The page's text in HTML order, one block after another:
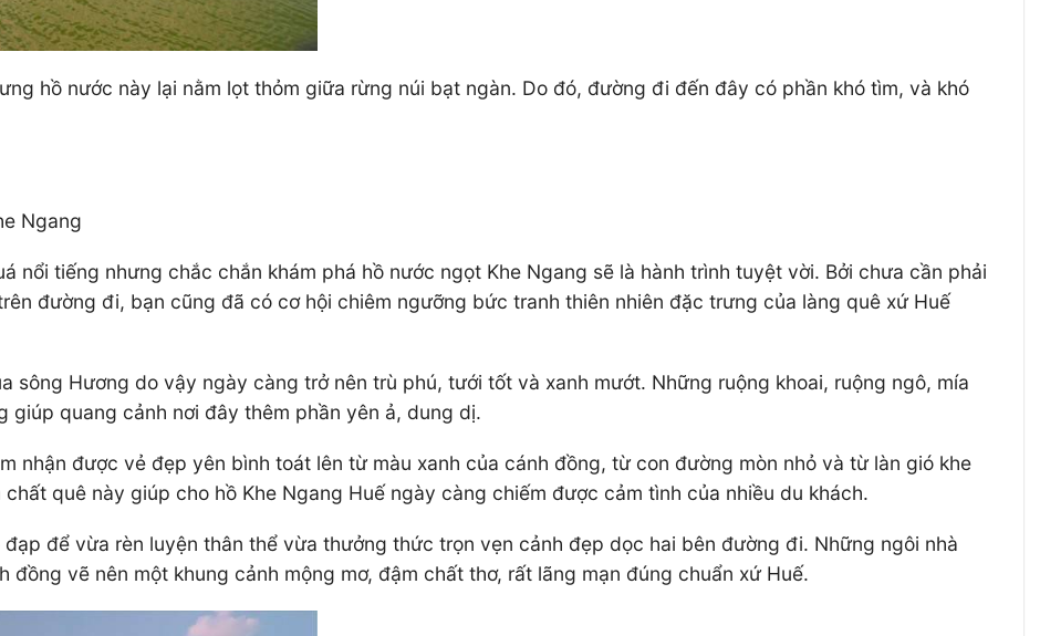
hồ nước này lại nằm lọt thỏm giữa rừng núi bạt ngàn. Do đó, đường đi đến đây có phần khó tìm, và khó
Ngang
nổi tiếng nhưng chắc chắn khám phá hồ nước ngọt Khe Ngang sẽ là hành trình tuyệt vời. Bởi chưa cần phải
đường đi, bạn cũng đã có cơ hội chiêm ngưỡng bức tranh thiên nhiên đặc trưng của làng quê xứ Huế
sông Hương do vậy ngày càng trở nên trù phú, tưới tốt và xanh mướt. Những ruộng khoai, ruộng ngô, mía
giúp quang cảnh nơi đây thêm phần yên ả, dung dị.
nhận được vẻ đẹp yên bình toát lên từ màu xanh của cánh đồng, từ con đường mòn nhỏ và từ làn gió khe
quê này giúp cho hồ Khe Ngang Huế ngày càng chiếm được cảm tình của nhiều du khách.
để vừa rèn luyện thân thể vừa thưởng thức trọn vẹn cảnh đẹp dọc hai bên đường đi. Những ngôi nhà
đồng vẽ nên một khung cảnh mộng mơ, đậm chất thơ, rất lãng mạn đúng chuẩn xứ Huế.